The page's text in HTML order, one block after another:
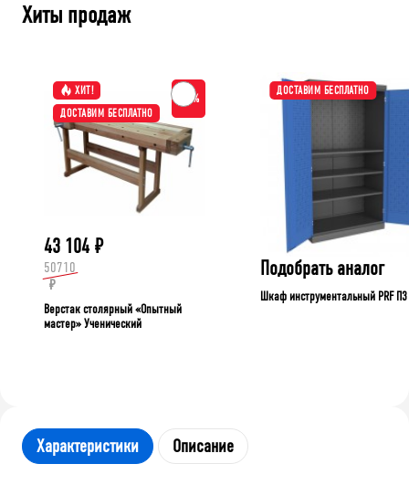
Хиты продаж
ХИТ!
ДОСТАВИМ БЕСПЛАТНО
-15%
43 104 ₽
50710
₽
Верстак столярный «Опытный
мастер» Ученический
ДОСТАВИМ БЕСПЛАТНО
Подобрать аналог
Шкаф инструментальный PRF П3
Характеристики Описание